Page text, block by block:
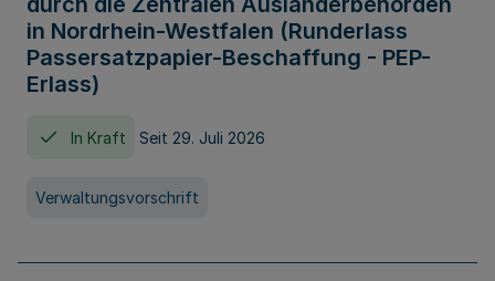
in Nordrhein-Westfalen (Runderlass
Passersatzpapier-Beschaffung - PEP-
Erlass)
In Kraft Seit 29. Juli 2026
Verwaltungsvorschrift